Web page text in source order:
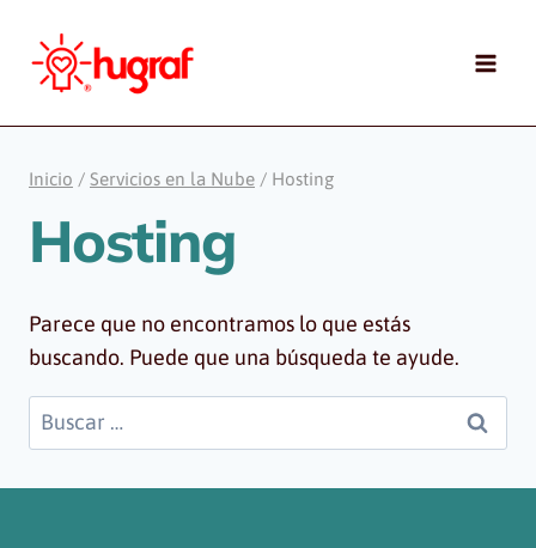
contenido
Inicio / Servicios en la Nube / Hosting
Hosting
Parece que no encontramos lo que estás
buscando. Puede que una búsqueda te ayude.
Buscar: